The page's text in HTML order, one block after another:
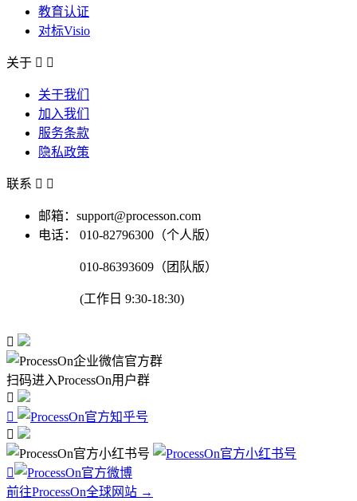
教育认证
对标Visio
关于  
关于我们
加入我们
服务条款
隐私政策
联系  
邮箱：support@processon.com
电话：
010-82796300（个人版）
010-86393609（团队版）
(工作日 9:30-18:30)

扫码进入ProcessOn用户群




前往ProcessOn全球网站 →